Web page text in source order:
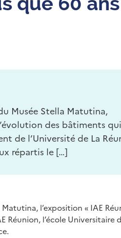
Musée Stella Matutina,
des bâtiments qui
de l’Université de La
répartis le […]
l’exposition « IAE
Réunion, l’école Universitaire